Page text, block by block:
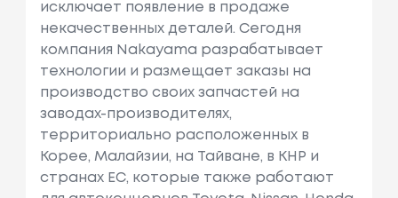
исключает появление в продаже
некачественных деталей. Сегодня
компания Nakayama разрабатывает
технологии и размещает заказы на
производство своих запчастей на
заводах-производителях,
территориально расположенных в
Корее, Малайзии, на Тайване, в КНР и
странах ЕС, которые также работают